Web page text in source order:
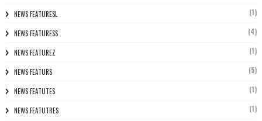
NEWS FEATURESL (1)
NEWS FEATURESS (4)
NEWS FEATUREZ (1)
NEWS FEATURS (5)
NEWS FEATUTES (1)
NEWS FEATUTRES (1)